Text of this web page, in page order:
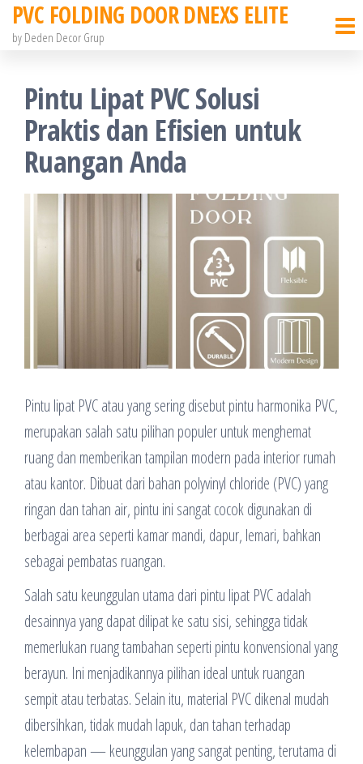
Skip
content
PVC FOLDING DOOR DNEXS ELITE
by Deden Decor Grup
Pintu Lipat PVC Solusi
Praktis dan Efisien untuk
Ruangan Anda
Pintu lipat PVC atau yang sering disebut pintu harmonika PVC,
merupakan salah satu pilihan populer untuk menghemat
ruang dan memberikan tampilan modern pada interior rumah
atau kantor. Dibuat dari bahan polyvinyl chloride (PVC) yang
ringan dan tahan air, pintu ini sangat cocok digunakan di
berbagai area seperti kamar mandi, dapur, lemari, bahkan
sebagai pembatas ruangan.
Salah satu keunggulan utama dari pintu lipat PVC adalah
desainnya yang dapat dilipat ke satu sisi, sehingga tidak
memerlukan ruang tambahan seperti pintu konvensional yang
berayun. Ini menjadikannya pilihan ideal untuk ruangan
sempit atau terbatas. Selain itu, material PVC dikenal mudah
dibersihkan, tidak mudah lapuk, dan tahan terhadap
kelembapan — keunggulan yang sangat penting, terutama di